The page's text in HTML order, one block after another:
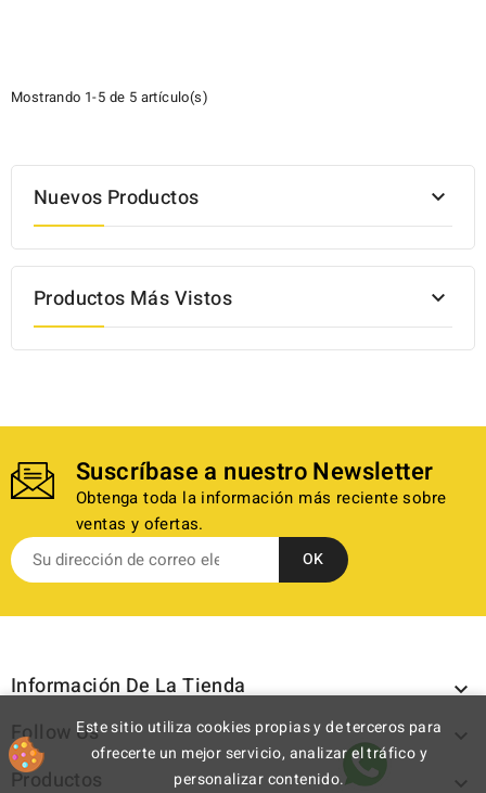
Mostrando 1-5 de 5 artículo(s)
Nuevos Productos 
Productos Más Vistos 
Suscríbase a nuestro Newsletter
Obtenga toda la información más reciente sobre
ventas y ofertas.
Información De La Tienda 
Follow Us 
Productos 
Este sitio utiliza cookies propias y de terceros para
ofrecerte un mejor servicio, analizar el tráfico y
personalizar contenido.